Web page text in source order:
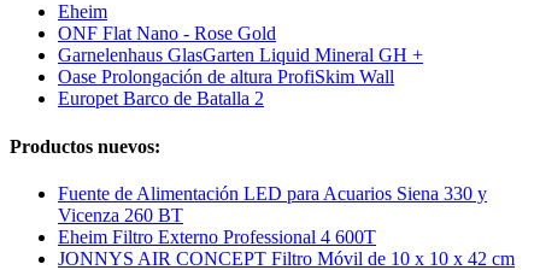
Eheim
ONF Flat Nano - Rose Gold
Garnelenhaus GlasGarten Liquid Mineral GH +
Oase Prolongación de altura ProfiSkim Wall
Europet Barco de Batalla 2
Productos nuevos:
Fuente de Alimentación LED para Acuarios Siena 330 y
Vicenza 260 BT
Eheim Filtro Externo Professional 4 600T
JONNYS AIR CONCEPT Filtro Móvil de 10 x 10 x 42 cm